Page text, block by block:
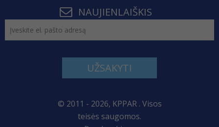
NAUJIENLAIŠKIS
UŽSAKYTI
© 2011 - 2026, KPPAR . Visos
teisės saugomos.